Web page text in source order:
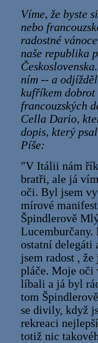
Víme, že byste
nebo
radostné
naše republika
ním -- a
kufříkem
francouzských
Cella Dario,
dopis, který
Píše:
"V Itálii nám
bratři, ale já
oči. Byl jsem
mírové
Špindlerově
ostatní delegáti
jsem radost ,
pláče. Moje oči
líbali a já byl
tom
se divily, když
rekreaci
totiž nic